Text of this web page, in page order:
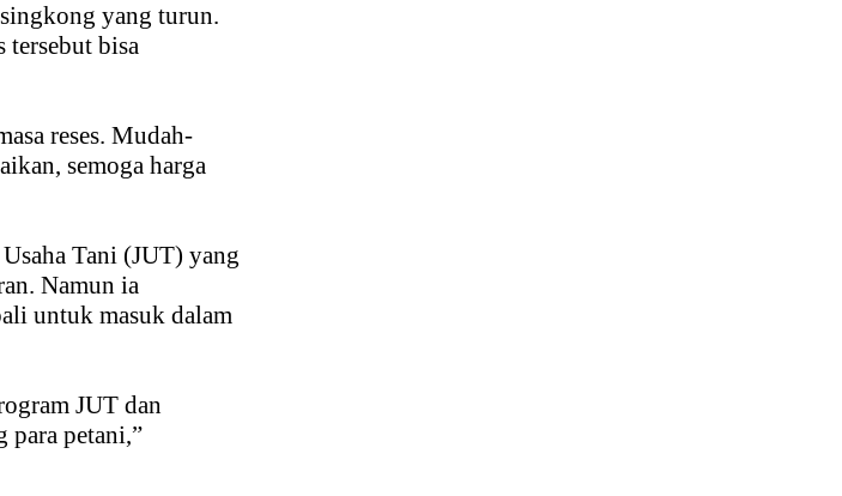
yang turun.
tersebut bisa
reses. Mudah-
semoga harga
Tani (JUT) yang
Namun ia
untuk masuk dalam
JUT dan
para petani,”